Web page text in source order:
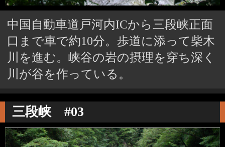
中国自動車道戸河内ICから三段峡正面
口まで車で約10分。歩道に添って柴木
川を進む。峡谷の岩の摂理を穿ち深く
川が谷を作っている。
三段峡 #03